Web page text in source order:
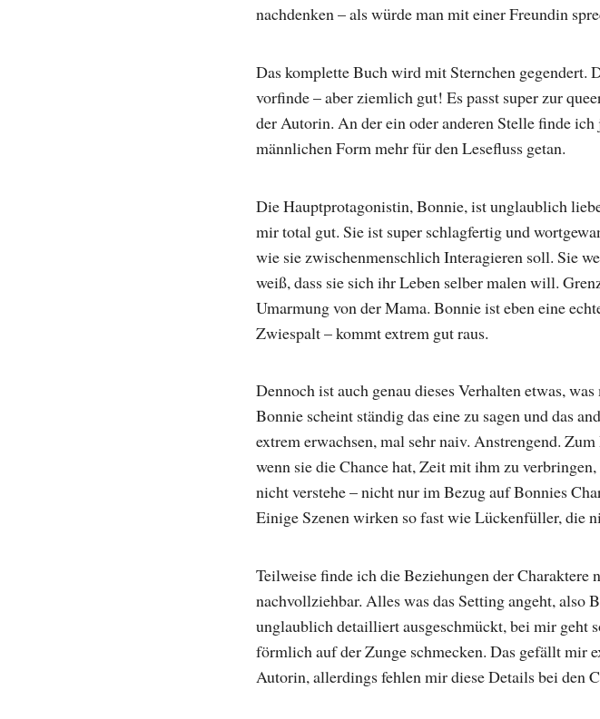
nachdenken – als würde man mit einer Freundin
Das komplette Buch wird mit Sternchen gegendert.
vorfinde – aber ziemlich gut! Es passt super zur
der Autorin. An der ein oder anderen Stelle finde
männlichen Form mehr für den Lesefluss getan.
Die Hauptprotagonistin, Bonnie, ist unglaublich
mir total gut. Sie ist super schlagfertig und
wie sie zwischenmenschlich Interagieren soll. Sie
weiß, dass sie sich ihr Leben selber malen will.
Umarmung von der Mama. Bonnie ist eben eine
Zwiespalt – kommt extrem gut raus.
Dennoch ist auch genau dieses Verhalten etwas,
Bonnie scheint ständig das eine zu sagen und das
extrem erwachsen, mal sehr naiv. Anstrengend.
wenn sie die Chance hat, Zeit mit ihm zu
nicht verstehe – nicht nur im Bezug auf Bonnies
Einige Szenen wirken so fast wie Lückenfüller, die
Teilweise finde ich die Beziehungen der
nachvollziehbar. Alles was das Setting angeht, also
unglaublich detailliert ausgeschmückt, bei mir geht
förmlich auf der Zunge schmecken. Das gefällt mir
Autorin, allerdings fehlen mir diese Details bei den